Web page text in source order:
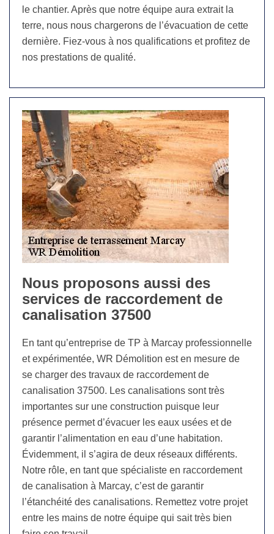
le chantier. Après que notre équipe aura extrait la
terre, nous nous chargerons de l’évacuation de cette
dernière. Fiez-vous à nos qualifications et profitez de
nos prestations de qualité.
Nous proposons aussi des
services de raccordement de
canalisation 37500
En tant qu’entreprise de TP à Marcay professionnelle
et expérimentée, WR Démolition est en mesure de
se charger des travaux de raccordement de
canalisation 37500. Les canalisations sont très
importantes sur une construction puisque leur
présence permet d’évacuer les eaux usées et de
garantir l’alimentation en eau d’une habitation.
Évidemment, il s’agira de deux réseaux différents.
Notre rôle, en tant que spécialiste en raccordement
de canalisation à Marcay, c’est de garantir
l’étanchéité des canalisations. Remettez votre projet
entre les mains de notre équipe qui sait très bien